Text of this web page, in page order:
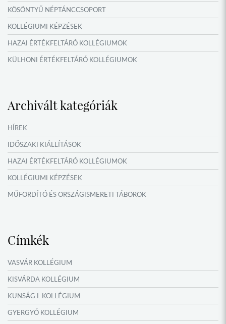
KÖSÖNTYŰ NÉPTÁNCCSOPORT
KOLLÉGIUMI KÉPZÉSEK
HAZAI ÉRTÉKFELTÁRÓ KOLLÉGIUMOK
KÜLHONI ÉRTÉKFELTÁRÓ KOLLÉGIUMOK
IDŐSZAKI KIÁLLÍTÁSOK
NYÁRI TÁBOROK
OKTATÁS, KULTÚRA
Archivált kategóriák
HÍREK
IDŐSZAKI KIÁLLÍTÁSOK
HAZAI ÉRTÉKFELTÁRÓ KOLLÉGIUMOK
KOLLÉGIUMI KÉPZÉSEK
MŰFORDÍTÓ ÉS ORSZÁGISMERETI TÁBOROK
Címkék
VASVÁR KOLLÉGIUM
KISVÁRDA KOLLÉGIUM
KUNSÁG I. KOLLÉGIUM
GYERGYÓ KOLLÉGIUM